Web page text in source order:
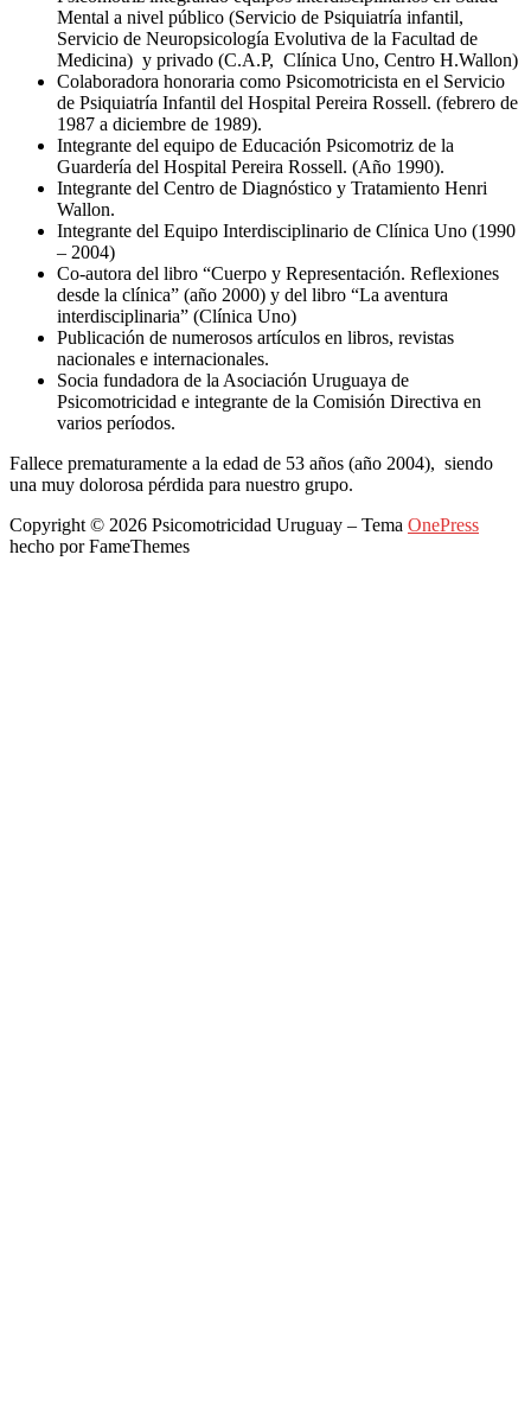
Mental a nivel público (Servicio de Psiquiatría infantil,
Servicio de Neuropsicología Evolutiva de la Facultad de
Medicina) y privado (C.A.P, Clínica Uno, Centro H.Wallon)
Colaboradora honoraria como Psicomotricista en el Servicio
de Psiquiatría Infantil del Hospital Pereira Rossell. (febrero de
1987 a diciembre de 1989).
Integrante del equipo de Educación Psicomotriz de la
Guardería del Hospital Pereira Rossell. (Año 1990).
Integrante del Centro de Diagnóstico y Tratamiento Henri
Wallon.
Integrante del Equipo Interdisciplinario de Clínica Uno (1990
– 2004)
Co-autora del libro “Cuerpo y Representación. Reflexiones
desde la clínica” (año 2000) y del libro “La aventura
interdisciplinaria” (Clínica Uno)
Publicación de numerosos artículos en libros, revistas
nacionales e internacionales.
Socia fundadora de la Asociación Uruguaya de
Psicomotricidad e integrante de la Comisión Directiva en
varios períodos.
Fallece prematuramente a la edad de 53 años (año 2004), siendo
una muy dolorosa pérdida para nuestro grupo.
Copyright © 2026 Psicomotricidad Uruguay – Tema OnePress
hecho por FameThemes